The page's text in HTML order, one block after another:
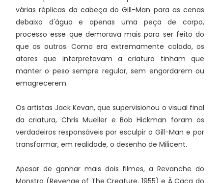
várias réplicas da cabeça do Gill-Man para as cenas
debaixo d'água e apenas uma peça de corpo,
processo esse que demorava mais para ser feito do
que os outros. Como era extremamente colado, os
atores que interpretavam a criatura tinham que
manter o peso sempre regular, sem engordarem ou
emagrecerem.
Os artistas Jack Kevan, que supervisionou o visual final
da criatura, Chris Mueller e Bob Hickman foram os
verdadeiros responsáveis por esculpir o Gill-Man e por
transformar, em realidade, o desenho de Milicent.
Apesar de ganhar mais dois filmes, a Revanche do
Monstro (Revenge of The Creature, 1955) e À Caça do